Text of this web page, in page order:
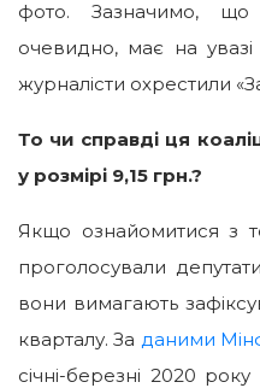
фото. Зазначимо, що
очевидно, має на увазі
журналісти охрестили
То чи справді ця
у розмірі 9,15 грн.?
Якщо ознайомитися з
проголосували
вони вимагають
кварталу. За даними
січні-березні 2020